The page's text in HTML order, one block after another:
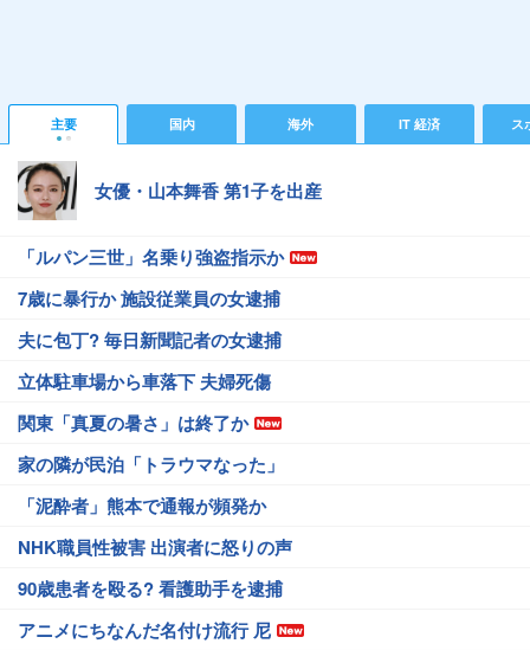
主要 国内 海外 IT 経済 ス
女優・山本舞香 第1子を出産
「ルパン三世」名乗り強盗指示か
7歳に暴行か 施設従業員の女逮捕
夫に包丁? 毎日新聞記者の女逮捕
立体駐車場から車落下 夫婦死傷
関東「真夏の暑さ」は終了か
家の隣が民泊「トラウマなった」
「泥酔者」熊本で通報が頻発か
NHK職員性被害 出演者に怒りの声
90歳患者を殴る? 看護助手を逮捕
アニメにちなんだ名付け流行 尼